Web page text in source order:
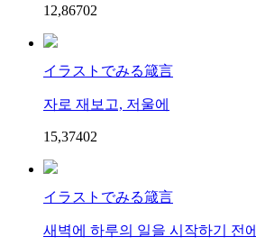
12,86702
イラストでみる箴言
자로 재보고, 저울에
15,37402
イラストでみる箴言
새벽에 하루의 일을 시작하기 전에